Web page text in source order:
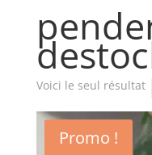
Voici le seul résultat
Promo !